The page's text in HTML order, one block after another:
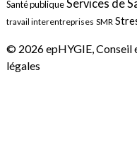
Santé publique Services de
travail interentreprises SMR
© 2026 epHYGIE, Conseil
légales